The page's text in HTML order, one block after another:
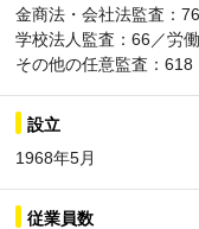
金商法・会社法監査：
学校法人監査：66／労
その他の任意監査：618
設立
1968年5月
従業員数